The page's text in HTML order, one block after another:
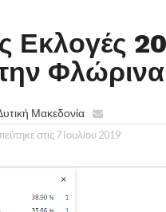
Εκλογές
Φλώρινα
Μακεδονία
στις 7 Ιουλίου 2019